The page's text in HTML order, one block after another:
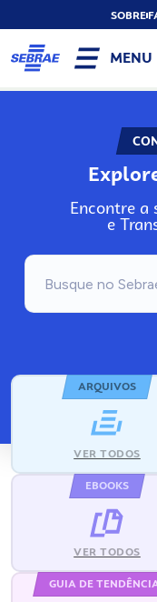
SOBRE
MENU
Encontre a
e
ARQUIVOS
VER TODOS
EBOOKS
VER TODOS
GUIA DE